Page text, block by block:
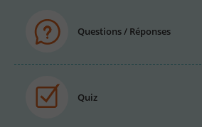
Questions / Réponses
Quiz